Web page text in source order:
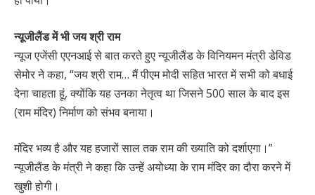
न्यूजीलैंड में भी जय श्री राम
न्यूज एजेंसी एएनआई से बात करते हुए न्यूजीलैंड के विनियमन मंत्री डेविड
सेमोर ने कहा, “जय श्री राम… मैं पीएम मोदी सहित भारत में सभी को बधाई
देना चाहता हूं, क्योंकि यह उनका नेतृत्व था जिसने 500 साल के बाद इस
(राम मंदिर) निर्माण को संभव बनाया।
मंदिर भव्य है और यह हजारों साल तक राम की ख्याति को दर्शाएगा।”
न्यूजीलैंड के मंत्री ने कहा कि उन्हें अयोध्या के राम मंदिर का दौरा करने में
खुशी होगी।